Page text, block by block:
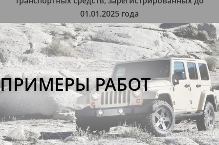
01.01.2025 года
ПРИМЕРЫ РАБОТ